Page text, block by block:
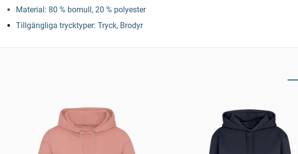
Material: 80 % bomull, 20 % polyester
Tillgängliga trycktyper: Tryck, Brodyr